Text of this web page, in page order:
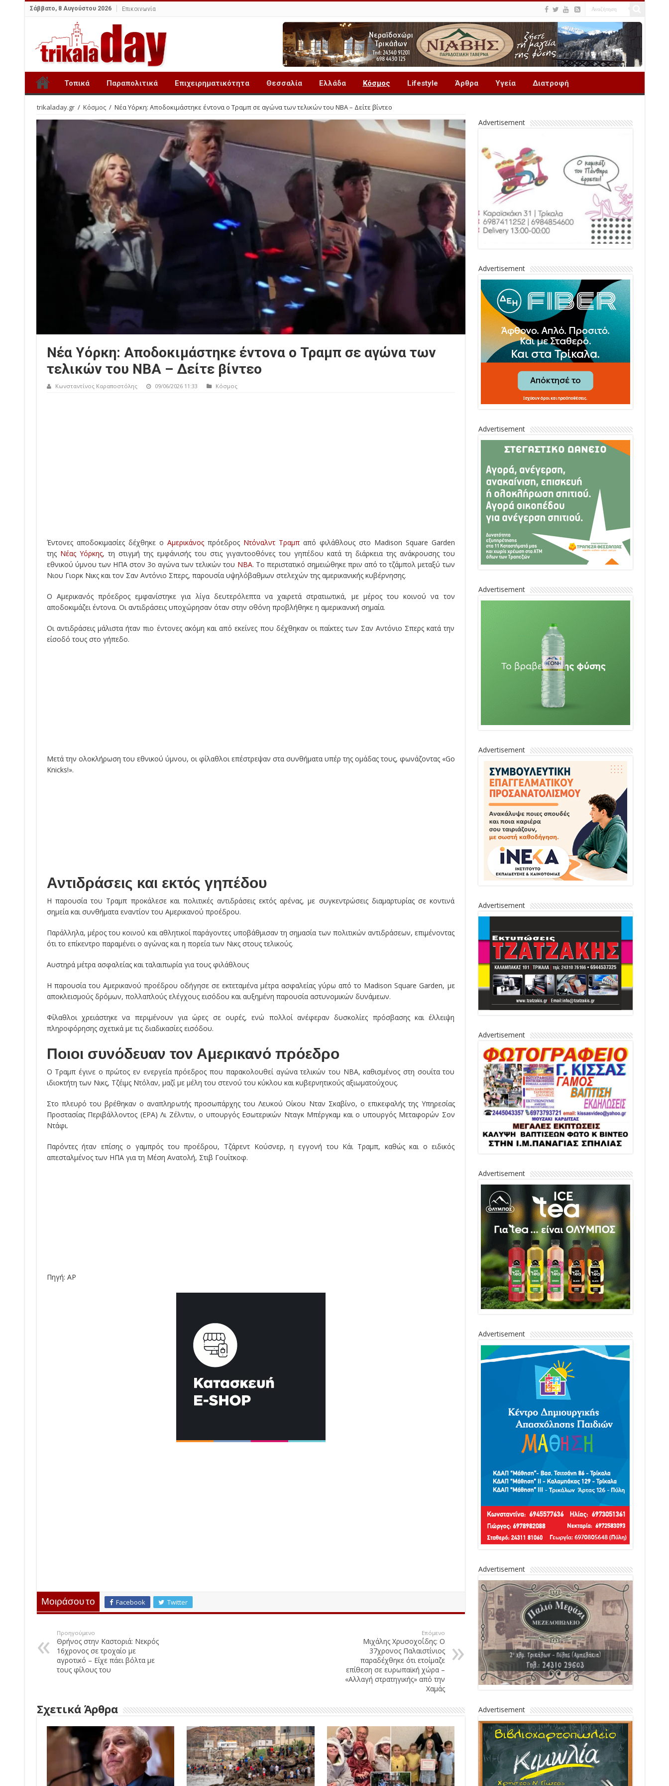
Σάββατο, 8 Αυγούστου 2026 Επικοινωνία
Τοπικά Παραπολιτικά Επιχειρηματικότητα Θεσσαλία Ελλάδα Κόσμος Lifestyle Άρθρα Υγεία Διατροφή
trikaladay.gr / Κόσμος / Νέα Υόρκη: Αποδοκιμάστηκε έντονα ο Τραμπ σε αγώνα των τελικών του NBA – Δείτε βίντεο
Νέα Υόρκη: Αποδοκιμάστηκε έντονα ο Τραμπ σε αγώνα των
τελικών του NBA – Δείτε βίντεο
Κωνσταντίνος Καραποστόλης 09/06/2026 11:33 Κόσμος
Έντονες αποδοκιμασίες δέχθηκε ο Αμερικάνοςπρόεδρος Ντόναλντ Τραμπαπό φιλάθλους στο Madison Square Garden
της Νέας Υόρκης, τη στιγμή της εμφάνισής του στις γιγαντοοθόνες του γηπέδου κατά τη διάρκεια της ανάκρουσης του
εθνικού ύμνου των ΗΠΑ στον 3ο αγώνα των τελικών του NBA. Το περιστατικό σημειώθηκε πριν από το τζάμπολ μεταξύ των
Νιου Γιορκ Νικς και τον Σαν Αντόνιο Σπερς, παρουσία υψηλόβαθμων στελεχών της αμερικανικής κυβέρνησης.
Ο Αμερικανός πρόεδρος εμφανίστηκε για λίγα δευτερόλεπτα να χαιρετά στρατιωτικά, με μέρος του κοινού να τον
αποδοκιμάζει έντονα. Οι αντιδράσεις υποχώρησαν όταν στην οθόνη προβλήθηκε η αμερικανική σημαία.
Οι αντιδράσεις μάλιστα ήταν πιο έντονες ακόμη και από εκείνες που δέχθηκαν οι παίκτες των Σαν Αντόνιο Σπερς κατά την
είσοδό τους στο γήπεδο.
Μετά την ολοκλήρωση του εθνικού ύμνου, οι φίλαθλοι επέστρεψαν στα συνθήματα υπέρ της ομάδας τους, φωνάζοντας «Go
Knicks!».
Αντιδράσεις και εκτός γηπέδου
Η παρουσία του Τραμπ προκάλεσε και πολιτικές αντιδράσεις εκτός αρένας, με συγκεντρώσεις διαμαρτυρίας σε κοντινά
σημεία και συνθήματα εναντίον του Αμερικανού προέδρου.
Παράλληλα, μέρος του κοινού και αθλητικοί παράγοντες υποβάθμισαν τη σημασία των πολιτικών αντιδράσεων, επιμένοντας
ότι το επίκεντρο παραμένει ο αγώνας και η πορεία των Νικς στους τελικούς.
Αυστηρά μέτρα ασφαλείας και ταλαιπωρία για τους φιλάθλους
Η παρουσία του Αμερικανού προέδρου οδήγησε σε εκτεταμένα μέτρα ασφαλείας γύρω από το Madison Square Garden, με
αποκλεισμούς δρόμων, πολλαπλούς ελέγχους εισόδου και αυξημένη παρουσία αστυνομικών δυνάμεων.
Φίλαθλοι χρειάστηκε να περιμένουν για ώρες σε ουρές, ενώ πολλοί ανέφεραν δυσκολίες πρόσβασης και έλλειψη
πληροφόρησης σχετικά με τις διαδικασίες εισόδου.
Ποιοι συνόδευαν τον Αμερικανό πρόεδρο
Ο Τραμπ έγινε ο πρώτος εν ενεργεία πρόεδρος που παρακολουθεί αγώνα τελικών του NBA, καθισμένος στη σουίτα του
ιδιοκτήτη των Νικς, Τζέιμς Ντόλαν, μαζί με μέλη του στενού του κύκλου και κυβερνητικούς αξιωματούχους.
Στο πλευρό του βρέθηκαν ο αναπληρωτής προσωπάρχης του Λευκού Οίκου Νταν Σκαβίνο, ο επικεφαλής της Υπηρεσίας
Προστασίας Περιβάλλοντος (EPA) Λι Ζέλντιν, ο υπουργός Εσωτερικών Νταγκ Μπέργκαμ και ο υπουργός Μεταφορών Σον
Ντάφι.
Παρόντες ήταν επίσης ο γαμπρός του προέδρου, Τζάρεντ Κούσνερ, η εγγονή του Κάι Τραμπ, καθώς και ο ειδικός
απεσταλμένος των ΗΠΑ για τη Μέση Ανατολή, Στιβ Γουίτκοφ.
Πηγή: AP
Μοιράσου το Facebook Twitter
Προηγούμενο
Θρήνος στην Καστοριά: Νεκρός
16χρονος σε τροχαίο με
αγροτικό – Είχε πάει βόλτα με
τους φίλους του
Επόμενο
Μιχάλης Χρυσοχοΐδης: Ο
37χρονος Παλαιστίνιος
παραδέχθηκε ότι ετοίμαζε
επίθεση σε ευρωπαϊκή χώρα –
«Αλλαγή στρατηγικής» από την
Χαμάς
Σχετικά Άρθρα
Advertisement
Advertisement
Advertisement
Advertisement
Advertisement
Advertisement
Advertisement
Advertisement
Advertisement
Advertisement
Advertisement